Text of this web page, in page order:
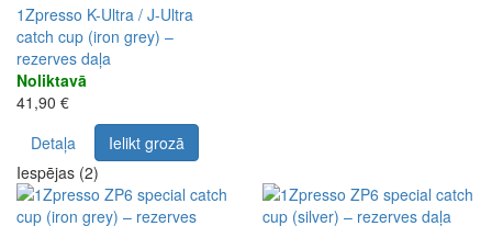
1Zpresso K-Ultra / J-Ultra
catch cup (iron grey) –
rezerves daļa
Noliktavā
41,90 €
Detaļa
Ielikt grozā
Iespējas (2)